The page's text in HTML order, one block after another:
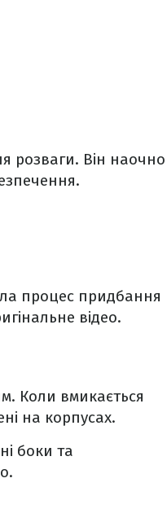
розваги. Він наочно
процес придбання
відео.
Коли вмикається
на корпусах.
боки та